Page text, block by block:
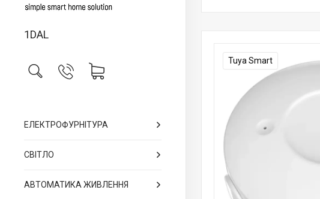
1DAL
ЕЛЕКТРОФУРНІТУРА
СВІТЛО
АВТОМАТИКА ЖИВЛЕННЯ
Tuya Smart